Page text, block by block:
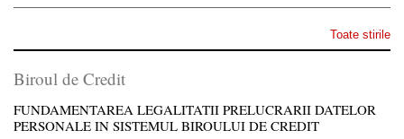
Toate stirile
Biroul de Credit
FUNDAMENTAREA LEGALITATII PRELUCRARII DATELOR
PERSONALE IN SISTEMUL BIROULUI DE CREDIT